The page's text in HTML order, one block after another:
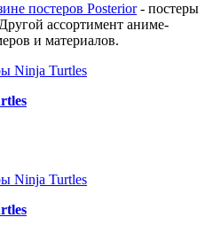
постеров Posterior- постеры
ассортимент аниме-
и материалов.